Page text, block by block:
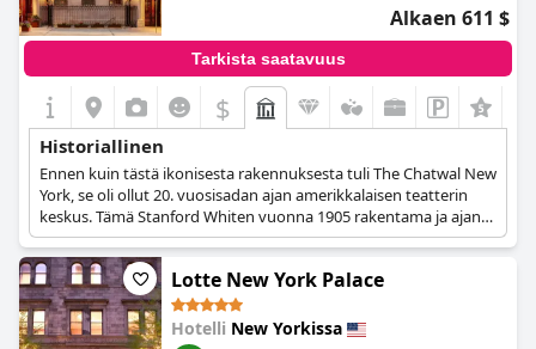
Alkaen 611 $
Tarkista saatavuus
$
Historiallinen
Ennen kuin tästä ikonisesta rakennuksesta tuli The Chatwal New
York, se oli ollut 20. vuosisadan ajan amerikkalaisen teatterin
keskus. Tämä Stanford Whiten vuonna 1905 rakentama ja ajan
mittaan kunnostettu jalokivi sijaitsee New Yorkin sydämessä.
Lotte New York Palace
Hotelli New Yorkissa